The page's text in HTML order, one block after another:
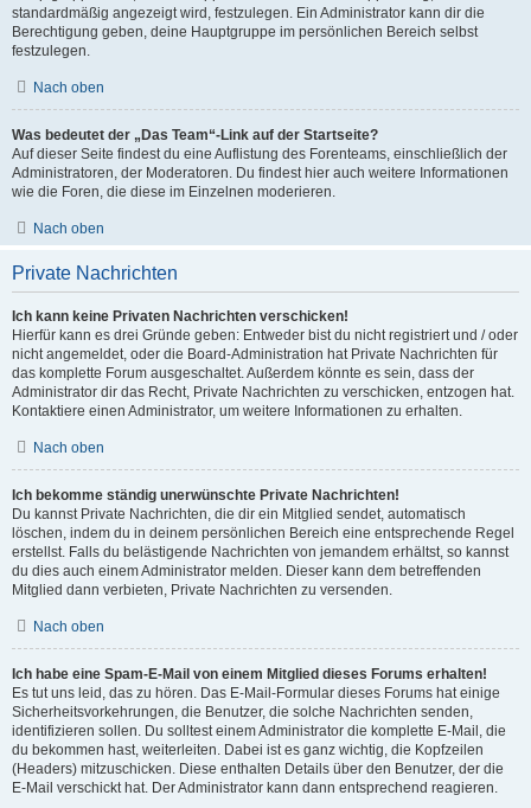
standardmäßig angezeigt wird, festzulegen. Ein Administrator kann dir die
Berechtigung geben, deine Hauptgruppe im persönlichen Bereich selbst
festzulegen.
Nach oben
Was bedeutet der „Das Team“-Link auf der Startseite?
Auf dieser Seite findest du eine Auflistung des Forenteams, einschließlich der
Administratoren, der Moderatoren. Du findest hier auch weitere Informationen
wie die Foren, die diese im Einzelnen moderieren.
Nach oben
Private Nachrichten
Ich kann keine Privaten Nachrichten verschicken!
Hierfür kann es drei Gründe geben: Entweder bist du nicht registriert und / oder
nicht angemeldet, oder die Board-Administration hat Private Nachrichten für
das komplette Forum ausgeschaltet. Außerdem könnte es sein, dass der
Administrator dir das Recht, Private Nachrichten zu verschicken, entzogen hat.
Kontaktiere einen Administrator, um weitere Informationen zu erhalten.
Nach oben
Ich bekomme ständig unerwünschte Private Nachrichten!
Du kannst Private Nachrichten, die dir ein Mitglied sendet, automatisch
löschen, indem du in deinem persönlichen Bereich eine entsprechende Regel
erstellst. Falls du belästigende Nachrichten von jemandem erhältst, so kannst
du dies auch einem Administrator melden. Dieser kann dem betreffenden
Mitglied dann verbieten, Private Nachrichten zu versenden.
Nach oben
Ich habe eine Spam-E-Mail von einem Mitglied dieses Forums erhalten!
Es tut uns leid, das zu hören. Das E-Mail-Formular dieses Forums hat einige
Sicherheitsvorkehrungen, die Benutzer, die solche Nachrichten senden,
identifizieren sollen. Du solltest einem Administrator die komplette E-Mail, die
du bekommen hast, weiterleiten. Dabei ist es ganz wichtig, die Kopfzeilen
(Headers) mitzuschicken. Diese enthalten Details über den Benutzer, der die
E-Mail verschickt hat. Der Administrator kann dann entsprechend reagieren.